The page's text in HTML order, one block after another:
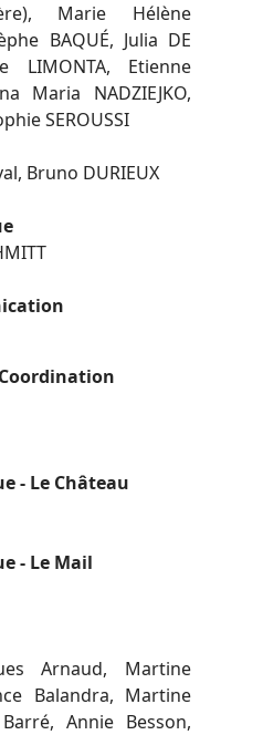
Marie Hélène
BAQUÉ, Julia DE
LIMONTA, Etienne
Maria NADZIEJKO,
SEROUSSI
, Bruno DURIEUX
- Le Château
- Le Mail
Arnaud, Martine
Balandra, Martine
Annie Besson,